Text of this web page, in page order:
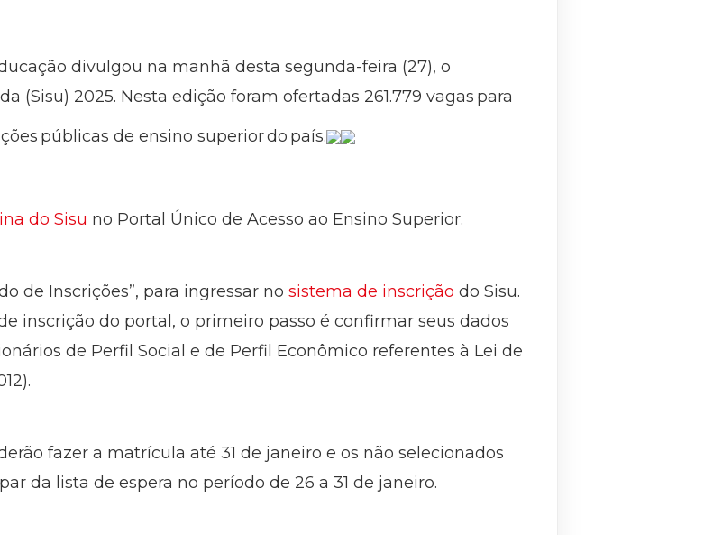
divulgou na manhã desta segunda-feira (27), o
(Sisu) 2025. Nesta edição foram ofertadas 261.779 vagas para
públicas de ensino superior do país.
do Sisu no Portal Único de Acesso ao Ensino Superior.
de Inscrições”, para ingressar no sistema de inscrição do Sisu.
inscrição do portal, o primeiro passo é confirmar seus dados
de Perfil Social e de Perfil Econômico referentes à Lei de
fazer a matrícula até 31 de janeiro e os não selecionados
da lista de espera no período de 26 a 31 de janeiro.